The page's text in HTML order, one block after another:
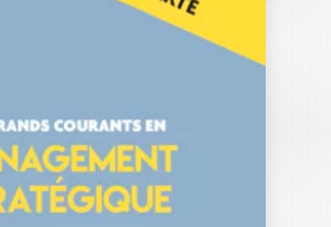
EN
DES…
|EWAN OIRY
par le Collège de
la FNEGE (2022), dans…